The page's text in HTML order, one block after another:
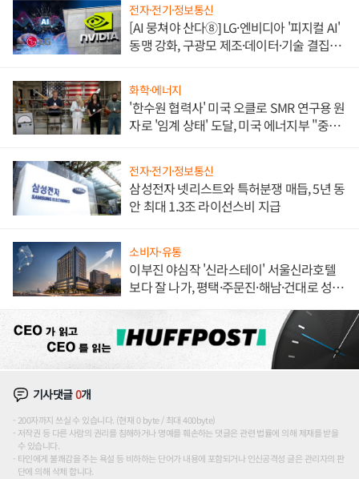
전자·전기·정보통신
[AI 뭉쳐야 산다⑧] LG·엔비디아 '피지컬 AI'
동맹 강화, 구광모 제조·데이터·기술 결집
화학·에너지
'한수원 협력사' 미국 오클로 SMR 연구용 원
자로 '임계 상태' 도달, 미국 에너지부 "중요
전자·전기·정보통신
삼성전자 넷리스트와 특허분쟁 매듭, 5년 동
안 최대 1.3조 라이선스비 지급
소비자·유통
이부진 야심작 '신라스테이' 서울신라호텔
보다 잘 나가, 평택·주문진·해남·건대로 성
기사댓글0개
200자까지 쓰실 수 있습니다. (현재 0 byte / 최대 400byte)
저작권 등 다른 사람의 권리를 침해하거나 명예를 훼손하는 댓글은 관련 법률에 의해 제재를 받을
수 있습니다.
타인에게 불쾌감을 주는 욕설 등 비하하는 단어가 내용에 포함되거나 인신공격성 글은 관리자의 판
단에 의해 삭제 합니다.